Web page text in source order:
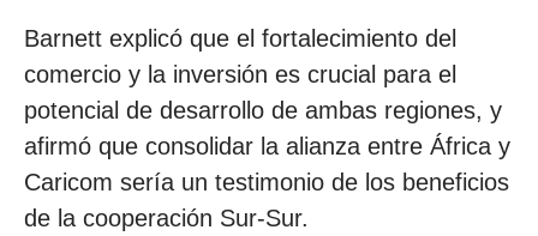
Barnett explicó que el fortalecimiento del
comercio y la inversión es crucial para el
potencial de desarrollo de ambas regiones, y
afirmó que consolidar la alianza entre África y
Caricom sería un testimonio de los beneficios
de la cooperación Sur-Sur.